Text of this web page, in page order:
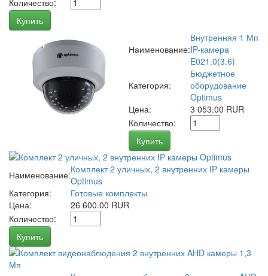
Количество:
Купить
Наименование:
Внутренняя 1 Мп
IP-камера
E021.0(3.6)
Категория:
Бюджетное
оборудование
Optimus
Цена:
3 053.00 RUR
Количество:
Купить
Наименование:Комплект 2 уличных, 2 внутренних IP камеры
Optimus
Категория:
Готовые комплекты
Цена:
26 600.00 RUR
Количество:
Купить